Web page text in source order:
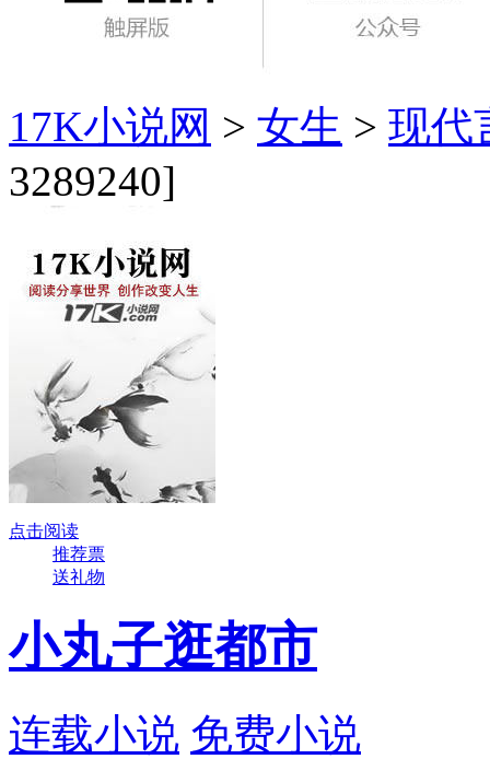
17K小说网 > 女生 > 现代
3289240]
点击阅读
推荐票
送礼物
小丸子逛都市
连载小说 免费小说